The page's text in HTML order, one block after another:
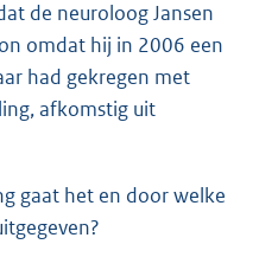
de neuroloog Jansen
omdat hij in 2006 een
had gekregen met
afkomstig uit
gaat het en door welke